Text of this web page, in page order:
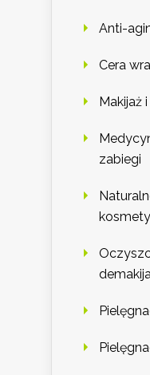
Anti-
Cera
Makijaż
zabiegi